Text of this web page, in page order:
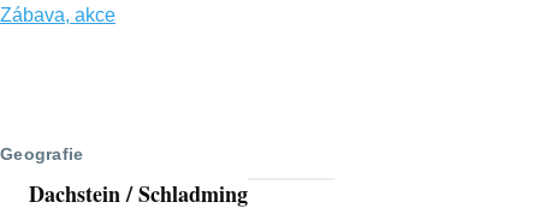
Zábava, akce
Geografie
Dachstein / Schladming